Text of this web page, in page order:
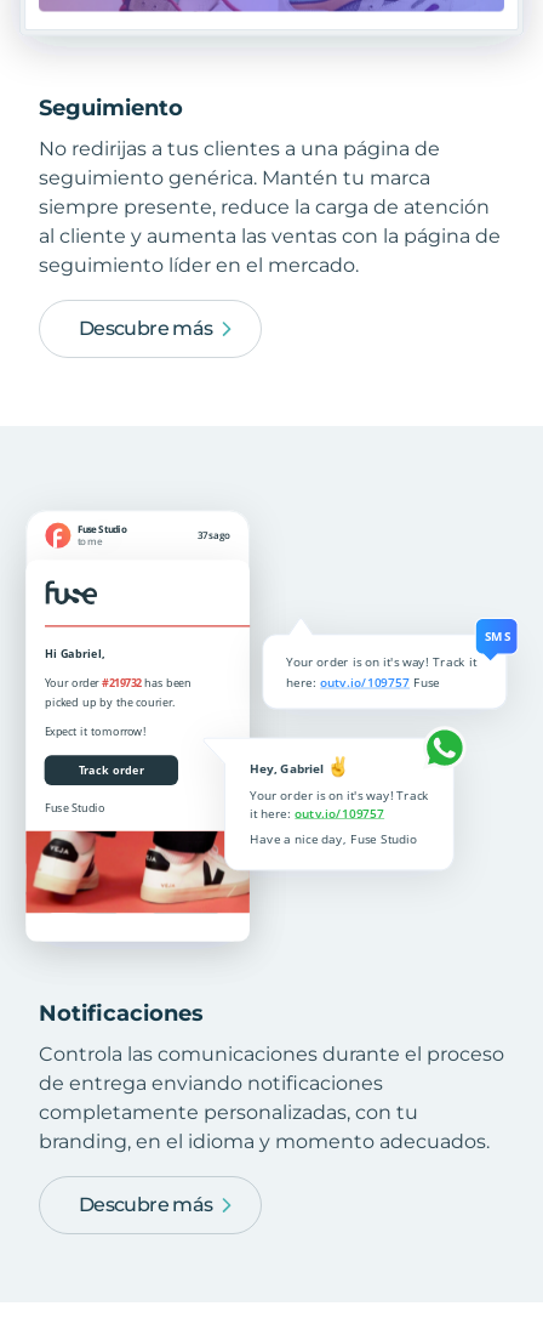
Seguimiento
No redirijas a tus clientes a una página de
seguimiento genérica. Mantén tu marca
siempre presente, reduce la carga de atención
al cliente y aumenta las ventas con la página de
seguimiento líder en el mercado.
Descubre más
Notificaciones
Controla las comunicaciones durante el proceso
de entrega enviando notificaciones
completamente personalizadas, con tu
branding, en el idioma y momento adecuados.
Descubre más